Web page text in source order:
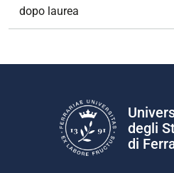
dopo laurea
degli
di